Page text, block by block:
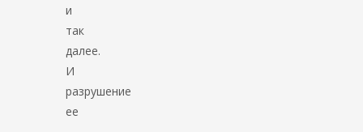
и
так
далее.
И
разрушение
ее